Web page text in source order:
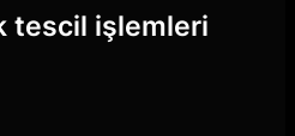
tescil işlemleri